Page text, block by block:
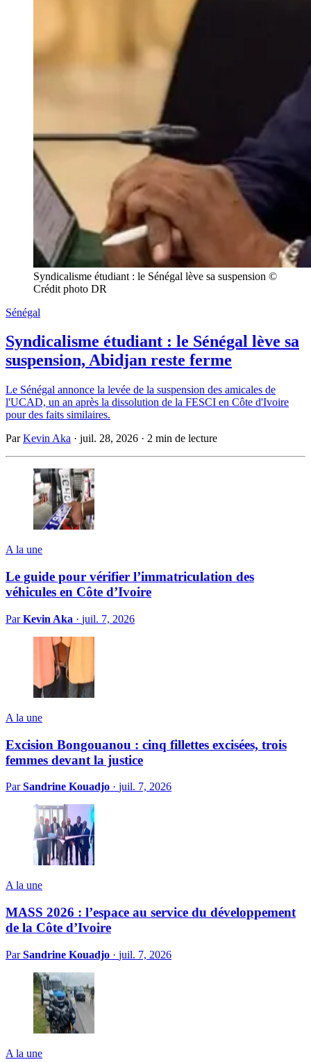
Syndicalisme étudiant : le Sénégal lève sa suspension ©
Crédit photo DR
Sénégal
Syndicalisme étudiant : le Sénégal lève sa
suspension, Abidjan reste ferme
Le Sénégal annonce la levée de la suspension des amicales de
l'UCAD, un an après la dissolution de la FESCI en Côte d'Ivoire
pour des faits similaires.
ParKevin Aka · juil. 28, 2026 · 2 min de lecture
A la une
Le guide pour vérifier l’immatriculation des
véhicules en Côte d’Ivoire
ParKevin Aka · juil. 7, 2026
A la une
Excision Bongouanou : cinq fillettes excisées, trois
femmes devant la justice
ParSandrine Kouadjo · juil. 7, 2026
A la une
MASS 2026 : l’espace au service du développement
de la Côte d’Ivoire
ParSandrine Kouadjo · juil. 7, 2026
A la une